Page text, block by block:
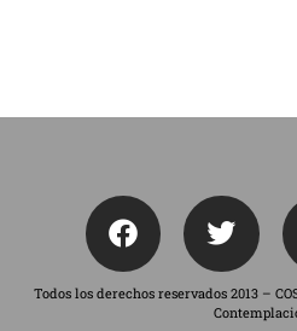
Todos los derechos reservados 2013 –